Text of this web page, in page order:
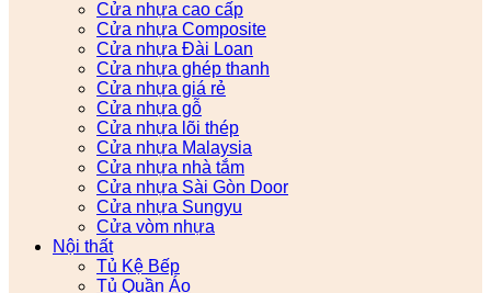
Cửa nhựa cao cấp
Cửa nhựa Composite
Cửa nhựa Đài Loan
Cửa nhựa ghép thanh
Cửa nhựa giá rẻ
Cửa nhựa gỗ
Cửa nhựa lõi thép
Cửa nhựa Malaysia
Cửa nhựa nhà tắm
Cửa nhựa Sài Gòn Door
Cửa nhựa Sungyu
Cửa vòm nhựa
Nội thất
Tủ Kệ Bếp
Tủ Quần Áo